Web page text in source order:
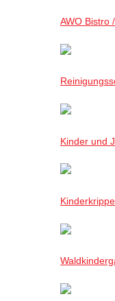
AWO Bistro
Kinder und